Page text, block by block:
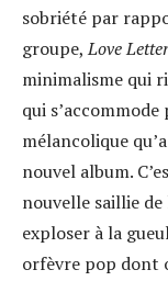
sobriété par
groupe,Love
minimalisme qui
qui
mélancolique
nouvel album.
nouvelle saillie
exploser à la
orfèvre pop dont